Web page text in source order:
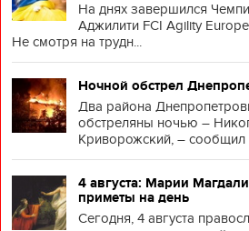
На днях завершился
Аджилити FCI Agility
Не смотря на трудн...
Ночной обстрел
Два района
обстреляны ночью –
Криворожский, – сообщил
4 августа: Марии
приметы на день
Сегодня, 4 августа